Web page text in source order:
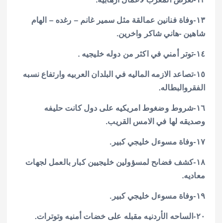
١٣-وفاة فنانين عمالقة مثل سمير غانم – رغده – الهام
شاهين -هاني شاكر واخرين.
١٤-توتر أمني في اكثر من دوله خليجيه .
١٥-تصاعد الازمه الماليه في البلدان العربيه وارتفاع نسبه
الفقروالبطاله.
١٦-شروط وضغوط امريكيه على دول كانت حليفه
وصديقه لها في الامس القريب.
١٧-وفاة مسوءل خليجي كبير.
١٨-كشف فضاىح لمسؤولين خليجيين كبار بالعمل لجهات
معاديه.
١٩-وفاة مسوءل خليجي كبير.
٢٠-الساحه الأردنيه مقبله على خضات أمنيه وتوترات.